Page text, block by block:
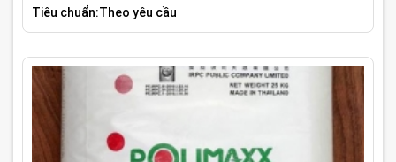
Tiêu chuẩn:Theo yêu cầu